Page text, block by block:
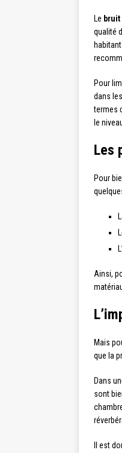
Le bruit
qualité
Pour
dans
termes
le
Les
Pour
L’
Ainsi,
Mais
que la
Dans
sont
Il est